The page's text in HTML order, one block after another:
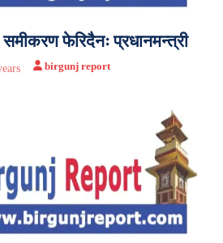
फेरिदैनः प्रधानमन्त्री
birgunj report